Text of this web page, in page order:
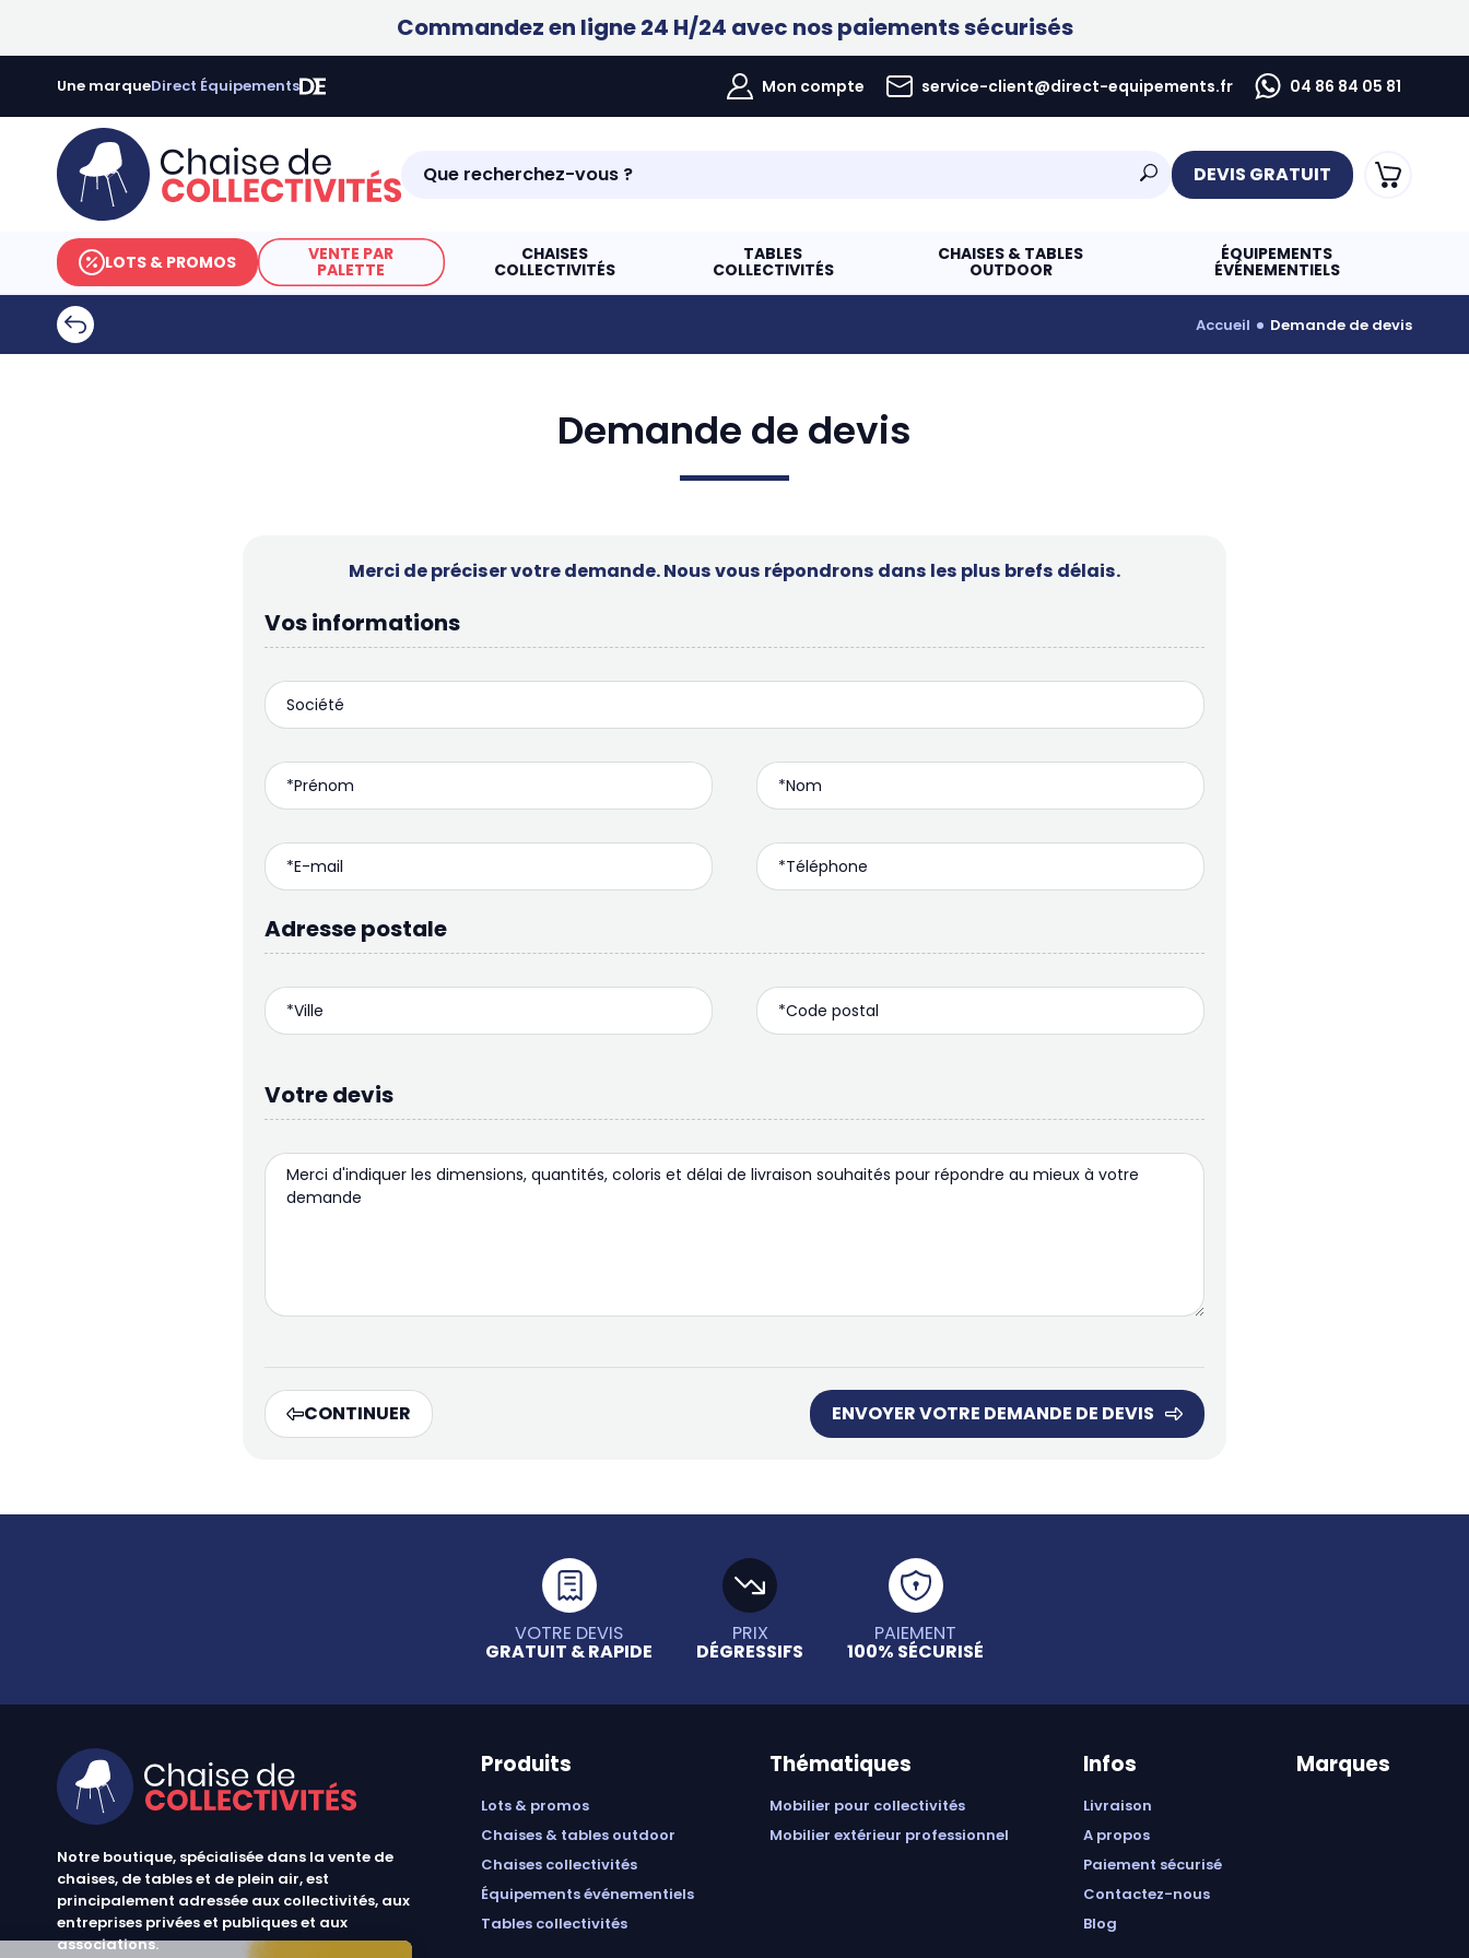
Commandez en ligne 24 H/24 avec nos paiements sécurisés
Une marqueDirect Équipements Mon compte service-client@direct-equipements.fr 04 86 84 05 81
DEVIS GRATUIT
LOTS & PROMOS VENTE PAR
PALETTE
CHAISES
COLLECTIVITÉS
TABLES
COLLECTIVITÉS
CHAISES & TABLES
OUTDOOR
ÉQUIPEMENTS
ÉVÉNEMENTIELS
accueil demande de devis
Demande de devis
Merci de préciser votre demande. Nous vous répondrons dans les plus brefs délais.
Vos informations
Adresse postale
Votre devis
CONTINUER ENVOYER VOTRE DEMANDE DE DEVIS
VOTRE DEVIS
GRATUIT & RAPIDE
PRIX
DÉGRESSIFS
PAIEMENT
100% SÉCURISÉ
Notre boutique, spécialisée dans la vente de
chaises, de tables et de plein air, est
principalement adressée aux collectivités, aux
entreprises privées et publiques et aux
associations.
Produits
lots & promos
chaises & tables outdoor
chaises collectivités
équipements événementiels
tables collectivités
Thématiques
mobilier pour collectivités
mobilier extérieur professionnel
Infos
livraison
a propos
paiement sécurisé
contactez-nous
blog
Marques